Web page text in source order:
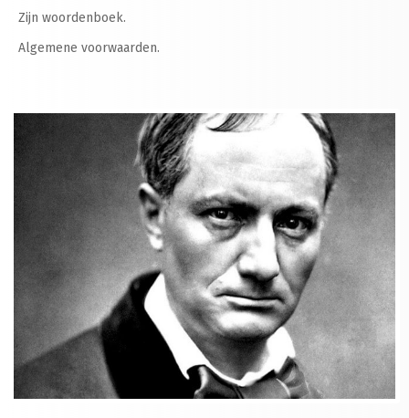
Zijn woordenboek.
Algemene voorwaarden.